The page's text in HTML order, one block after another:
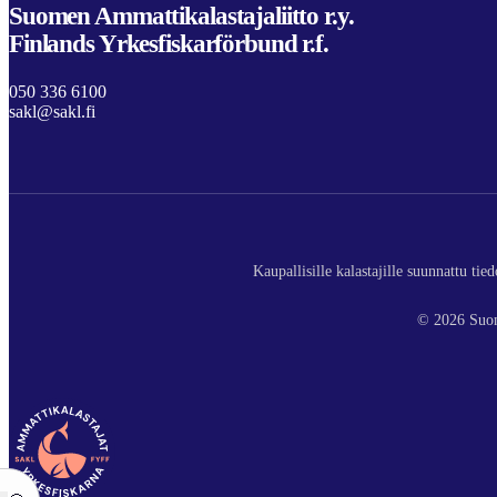
Suomen Ammattikalastajaliitto r.y.
Finlands Yrkesfiskarförbund r.f.
050 336 6100
sakl@sakl.fi
Kaupallisille kalastajille suunnattu
© 2026